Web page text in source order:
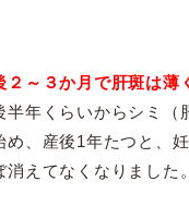
２～３か月で肝斑は薄
半年くらいからシミ（
め、産後1年たつと、
えてなくなりました。